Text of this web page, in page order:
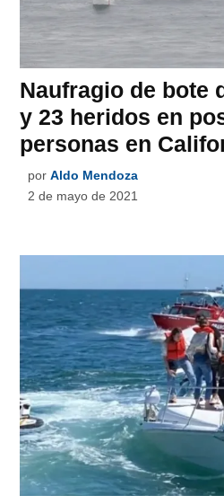
Naufragio de bote
y 23 heridos en
personas en
por Aldo Mendoza
2 de mayo de 2021